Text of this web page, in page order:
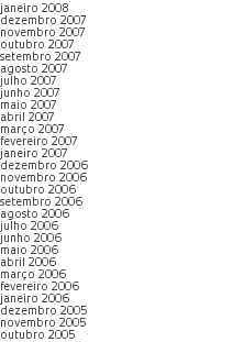
janeiro 2008
dezembro 2007
novembro 2007
outubro 2007
setembro 2007
agosto 2007
julho 2007
junho 2007
maio 2007
abril 2007
março 2007
fevereiro 2007
janeiro 2007
dezembro 2006
novembro 2006
outubro 2006
setembro 2006
agosto 2006
julho 2006
junho 2006
maio 2006
abril 2006
março 2006
fevereiro 2006
janeiro 2006
dezembro 2005
novembro 2005
outubro 2005